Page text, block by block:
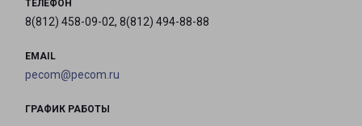
ТЕЛЕФОН
8(812) 458-09-02, 8(812) 494-88-88
EMAIL
pecom@pecom.ru
ГРАФИК РАБОТЫ